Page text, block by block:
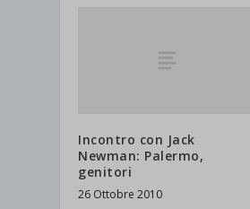
Incontro con Jack
Newman: Palermo,
genitori
26 Ottobre 2010